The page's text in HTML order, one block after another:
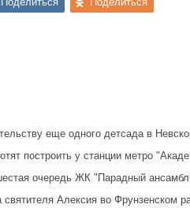
еще одного детсада в
построить у станции метро
очередь ЖК "Парадный
Алексия во Фрунзенском